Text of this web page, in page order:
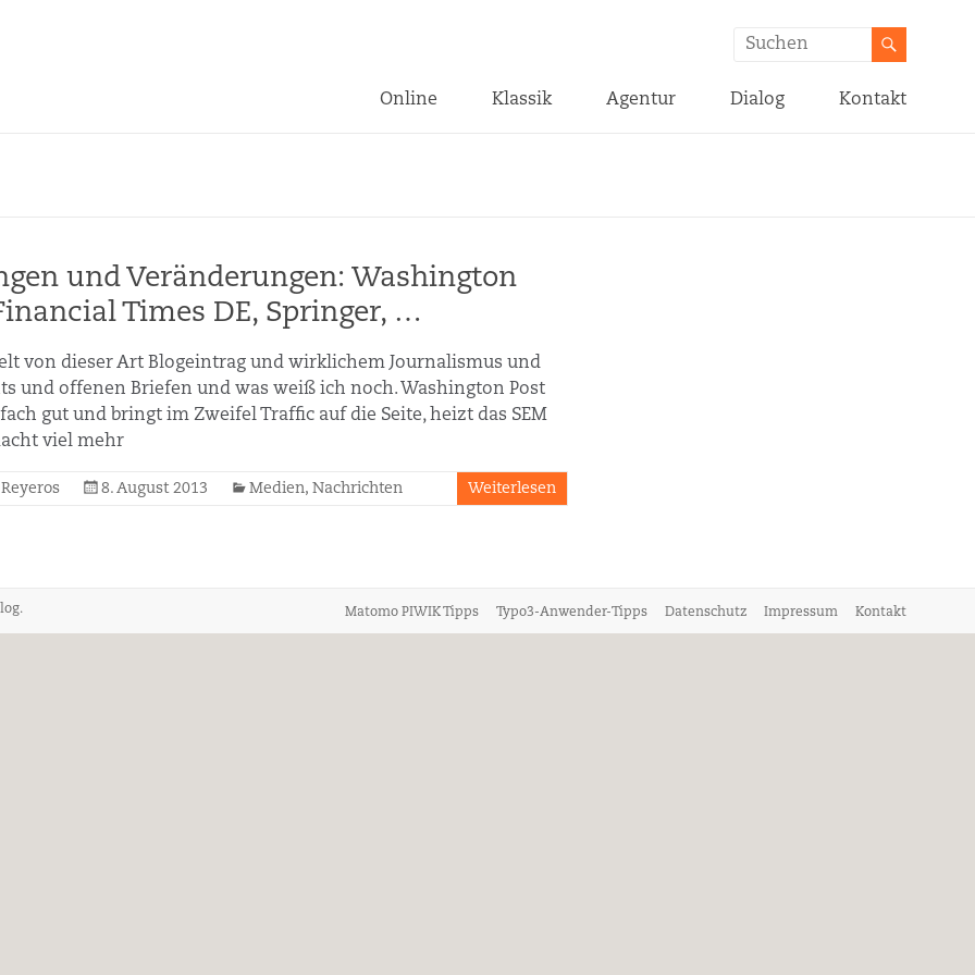
Online Klassik Agentur Dialog Kontakt
und Veränderungen: Washington
Times DE, Springer, …
von dieser Art Blogeintrag und wirklichem Journalismus und
und offenen Briefen und was weiß ich noch. Washington Post
gut und bringt im Zweifel Traffic auf die Seite, heizt das SEM
viel mehr
8. August 2013 Medien, Nachrichten Weiterlesen
. Matomo PIWIK Tipps Typo3-Anwender-Tipps Datenschutz Impressum Kontakt